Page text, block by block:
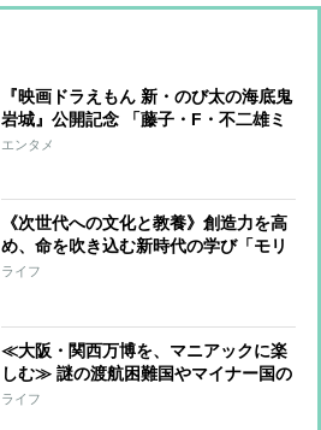
『映画ドラえもん 新・のび太の海底鬼
岩城』公開記念 「藤子・F・不二雄ミ
ュージアム」で原作まんがの世界に触
エンタメ
《次世代への文化と教養》創造力を高
め、命を吹き込む新時代の学び「モリ
キャラ×LABO」潜入レポート
ライフ
≪大阪・関西万博を、マニアックに楽
しむ≫ 謎の渡航困難国やマイナー国の
文化や産業に触れられ「キーホルダ
ライフ